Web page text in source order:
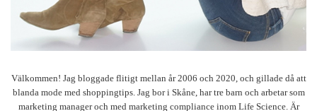
Välkommen! Jag bloggade flitigt mellan år 2006 och 2020, och gillade då att
blanda mode med shoppingtips. Jag bor i Skåne, har tre barn och arbetar som
marketing manager och med marketing compliance inom Life Science. Är